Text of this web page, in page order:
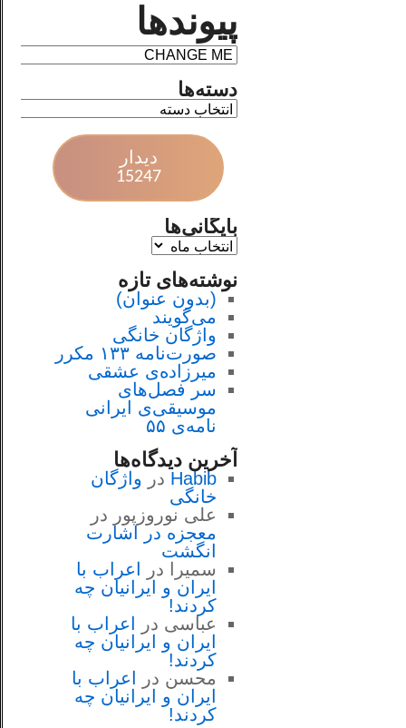
پیوندها
دسته‌ها
دیدار
15247
بایگانی‌ها
نوشته‌های تازه
(بدون عنوان)
می‌گویند
واژگان خانگی
صورت‌نامه ۱۳۳ مکرر
میرزاده‌ی عشقی
سر فصل‌هاى
موسيقى‌ی ايرانى
نامه‌ی ۵۵
آخرین دیدگاه‌ها
Habib در واژگان
خانگی
علی نوروزپور در
معجزه در اشارت
انگشت
سمیرا
در
اعراب با
ايران و ايرانيان چه
كردند!
عباسی در
اعراب با
ايران و ايرانيان چه
كردند!
محسن در
اعراب با
ايران و ايرانيان چه
كردند!